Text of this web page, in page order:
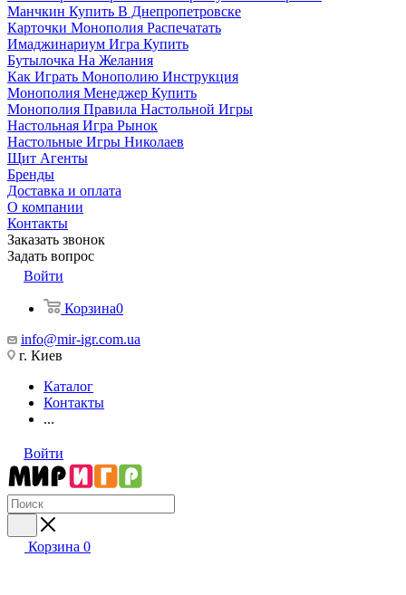
Манчкин Купить В Днепропетровске
Карточки Монополия Распечатать
Имаджинариум Игра Купить
Бутылочка На Желания
Как Играть Монополию Инструкция
Монополия Менеджер Купить
Монополия Правила Настольной Игры
Настольная Игра Рынок
Настольные Игры Николаев
Щит Агенты
Бренды
Доставка и оплата
О компании
Контакты
Заказать звонок
Задать вопрос
Войти
Корзина0
info@mir-igr.com.ua
г. Киев
Каталог
Контакты
...
Войти
Корзина 0